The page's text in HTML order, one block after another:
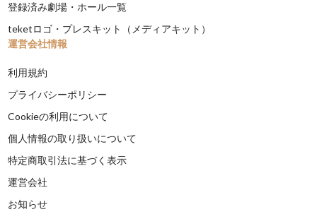
登録済み劇場・ホール一覧
teketロゴ・プレスキット（メディアキット）
運営会社情報
利用規約
プライバシーポリシー
Cookieの利用について
個人情報の取り扱いについて
特定商取引法に基づく表示
運営会社
お知らせ